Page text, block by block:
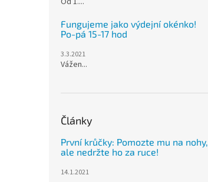
Fungujeme jako výdejní okénko!
Po-pá 15-17 hod
3.3.2021
Vážen...
Články
První krůčky: Pomozte mu na nohy,
ale nedržte ho za ruce!
14.1.2021